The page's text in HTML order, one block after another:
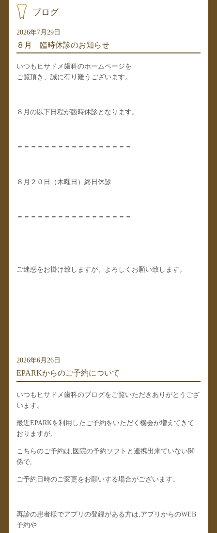
ブログ
2026年7月29日
８月 臨時休診のお知らせ
いつもヒサドメ歯科のホームページを
ご覧頂き、誠に有り難うございます。
８月の以下日程が臨時休診となります。
＝＝＝＝＝＝＝＝＝＝＝＝＝＝＝＝＝
８月２０日（木曜日）終日休診
＝＝＝＝＝＝＝＝＝＝＝＝＝＝＝＝＝
ご迷惑をお掛け致しますが、よろしくお願い致します。
2026年6月26日
EPARKからのご予約について
いつもヒサドメ歯科のブログをご覧いただきありがとうござ
います。
最近EPARKを利用したご予約をいただく機会が増えてきて
おりますが,
こちらのご予約は,医院の予約ソフトと連携出来ていない関
係で,
ご予約日時のご変更をお願いする場合がございます。
再診の患者様でアプリの登録がある方は,アプリからのWEB
予約や